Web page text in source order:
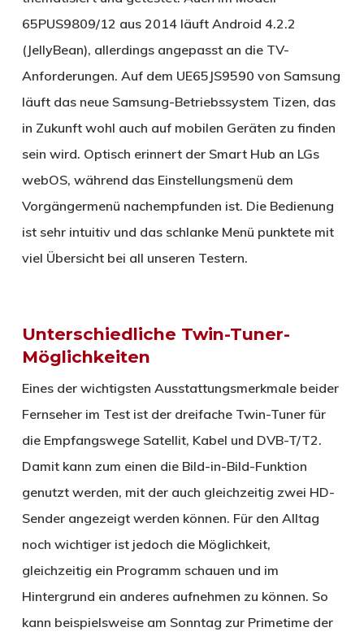
65PUS9809/12 aus 2014 läuft Android 4.2.2
(JellyBean), allerdings angepasst an die TV-
Anforderungen. Auf dem UE65JS9590 von Samsung
läuft das neue Samsung-Betriebssystem Tizen, das
in Zukunft wohl auch auf mobilen Geräten zu finden
sein wird. Optisch erinnert der Smart Hub an LGs
webOS, während das Einstellungsmenü dem
Vorgängermenü nachempfunden ist. Die Bedienung
ist sehr intuitiv und das schlanke Menü punktete mit
viel Übersicht bei all unseren Testern.
Unterschiedliche Twin-Tuner-
Möglichkeiten
Eines der wichtigsten Ausstattungsmerkmale beider
Fernseher im Test ist der dreifache Twin-Tuner für
die Empfangswege Satellit, Kabel und DVB-T/T2.
Damit kann zum einen die Bild-in-Bild-Funktion
genutzt werden, mit der auch gleichzeitig zwei HD-
Sender angezeigt werden können. Für den Alltag
noch wichtiger ist jedoch die Möglichkeit,
gleichzeitig ein Programm schauen und im
Hintergrund ein anderes aufnehmen zu können. So
kann beispielsweise am Sonntag zur Primetime der